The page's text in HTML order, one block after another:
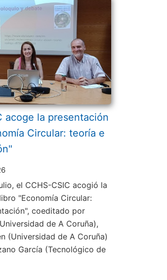
acoge la presentación
Circular: teoría e
el CCHS-CSIC acogió la
"Economía Circular:
coeditado por
de A Coruña),
(Universidad de A Coruña)
García (Tecnológico de